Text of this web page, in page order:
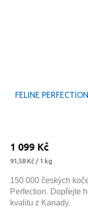
FELINE
1 099 Kč
Měrná
91,58 Kč / 1 kg
150 000 českých
Perfection. Dopřejte
kvalitu z Kanady.